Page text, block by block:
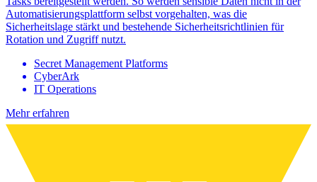
Automatisierungsplattform selbst vorgehalten, was die
Sicherheitslage stärkt und bestehende Sicherheitsrichtlinien für
Rotation und Zugriff nutzt.
Secret Management Platforms
CyberArk
IT Operations
Mehr erfahren